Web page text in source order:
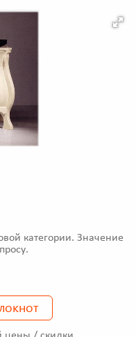
категории. Значение